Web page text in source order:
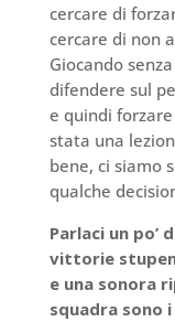
cercare di
cercare di non
Giocando
difendere sul
e quindi
stata una
bene, ci siamo
qualche
Parlaci un po’
vittorie
e una sonora
squadra sono